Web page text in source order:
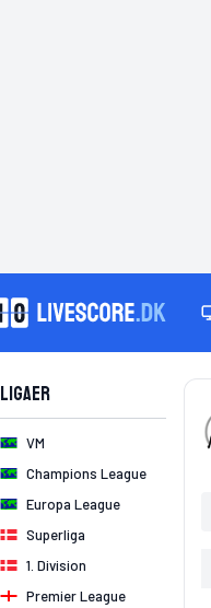
Ligaer
VM
Champions League
Europa League
Superliga
1. Division
Premier League